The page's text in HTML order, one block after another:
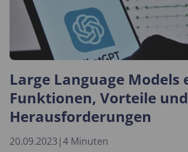
Large Language Models
Funktionen, Vorteile und
Herausforderungen
20.09.2023 |4 Minuten